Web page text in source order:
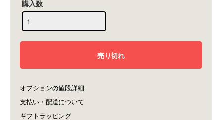
購入数
オプションの値段詳細
支払い・配送について
ギフトラッピング